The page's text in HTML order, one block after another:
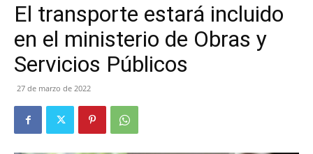
El transporte estará incluido
en el ministerio de Obras y
Servicios Públicos
27 de marzo de 2022